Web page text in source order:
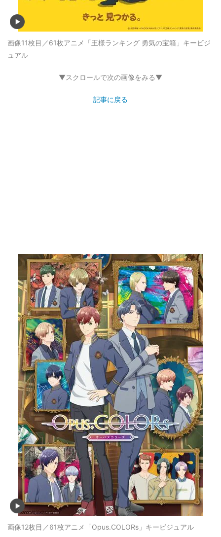
画像11枚目／61枚アニメ「王様ランキング 勇気の宝箱」キービジ
ュアル
▼スクロールで次の画像をみる▼
記事に戻る
画像12枚目／61枚アニメ「Opus.COLORs」キービジュアル